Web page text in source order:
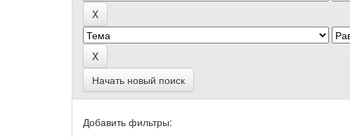
Начать новый поиск
Добавить фильтры: